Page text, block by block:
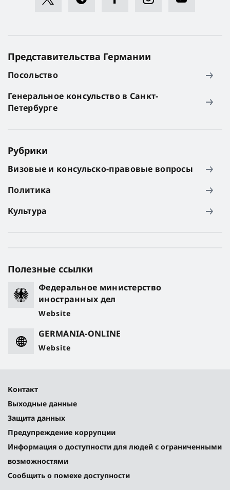
Представительства Германии
Посольство
Генеральное консульство в Санкт-
Петербурге
Рубрики
Визовые и консульско-правовые вопросы
Политика
Культура
Полезные ссылки
Федеральное министерство
иностранных дел
Website
GERMANIA-ONLINE
Website
Контакт
Выходные данные
Защита данных
Предупреждение коррупции
Информация о доступности для людей с ограниченными
возможностями
Сообщить о помехе доступности